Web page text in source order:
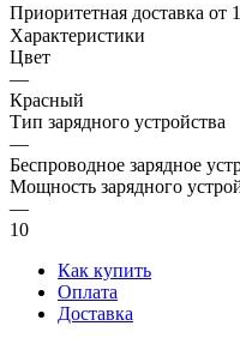
Приоритетная доставка от
Характеристики
Цвет
—
Красный
Тип зарядного устройства
—
Беспроводное зарядное
Мощность зарядного
—
10
Как купить
Оплата
Доставка